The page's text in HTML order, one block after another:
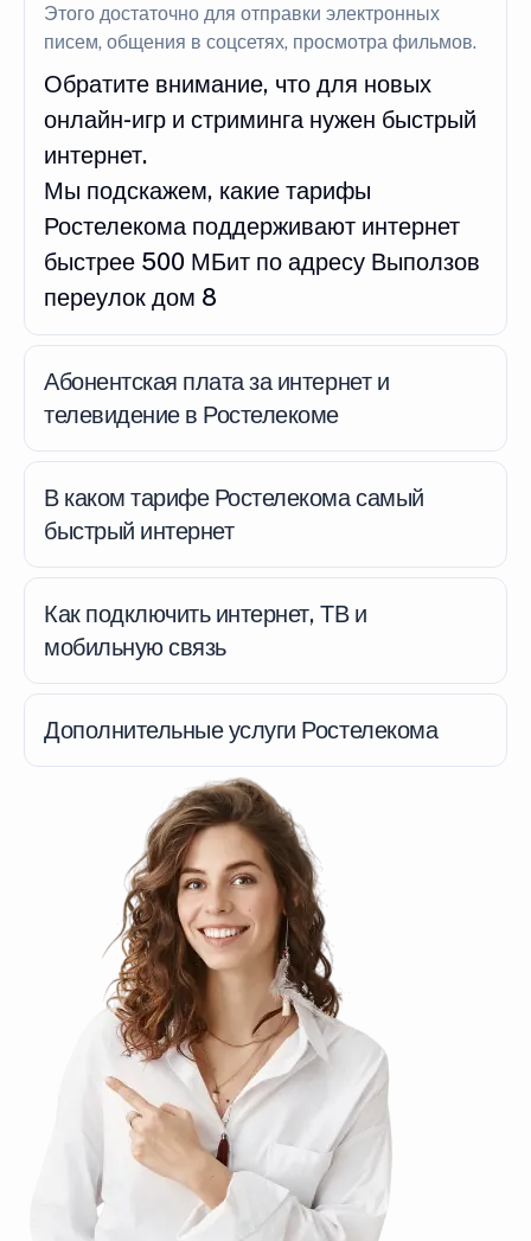
Этого достаточно для отправки электронных
писем, общения в соцсетях, просмотра фильмов.
Обратите внимание, что для новых
онлайн-игр и стриминга нужен быстрый
интернет.
Мы подскажем, какие тарифы
Ростелекома поддерживают интернет
быстрее 500 МБит по адресу Выползов
переулок дом 8
Абонентская плата за интернет и
телевидение в Ростелекоме
В каком тарифе Ростелекома самый
быстрый интернет
Как подключить интернет, ТВ и
мобильную связь
Дополнительные услуги Ростелекома